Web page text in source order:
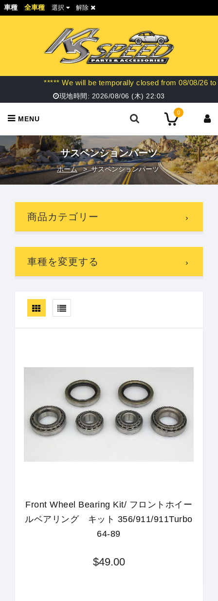
車種 全車種 選択 解除
***** We will be temporally closed from 08/08/26 to
現地時間: 2026/08/06 (木) 22:03
0
MENU
サスペンションパーツ
ホーム > サスペンションパーツ
商品カテゴリー
車種を変更する
Front Wheel Bearing Kit/ フロントホイー
ルベアリング キット 356/911/911Turbo
64-89
$49.00